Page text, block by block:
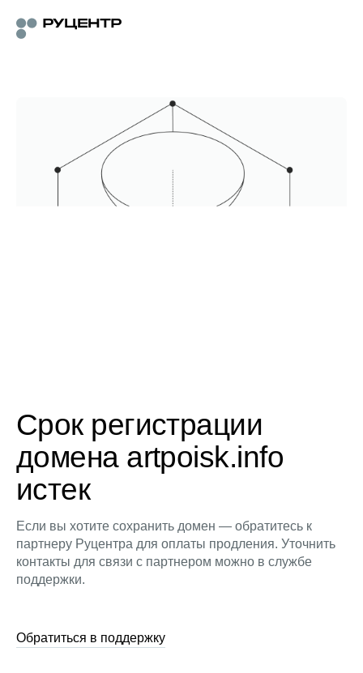
Срок регистрации
домена artpoisk.info
истек
Если вы хотите сохранить домен — обратитесь к
партнеру Руцентра для оплаты продления. Уточнить
контакты для связи с партнером можно в службе
поддержки.
Обратиться в поддержку